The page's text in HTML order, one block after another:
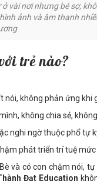
vài nơi nhưng bé sợ,
ảnh và âm thanh
trẻ nào?
nói, không phản ứng khi
không chia sẻ,
nghi ngờ thuộc phổ tự
phát triển trí tuệ mức
và có con chậm nói,
Đạt Education